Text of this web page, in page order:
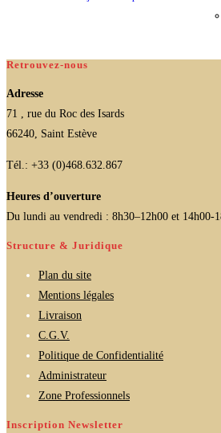
Retrouvez-nous
Adresse
71 , rue du Roc des Isards
66240, Saint Estève
Tél.: +33 (0)468.632.867
Heures d’ouverture
Du lundi au vendredi : 8h30–12h00 et 14h00-
Structure & Juridique
Plan du site
Mentions légales
Livraison
C.G.V.
Politique de Confidentialité
Administrateur
Zone Professionnels
Inscription Newsletter